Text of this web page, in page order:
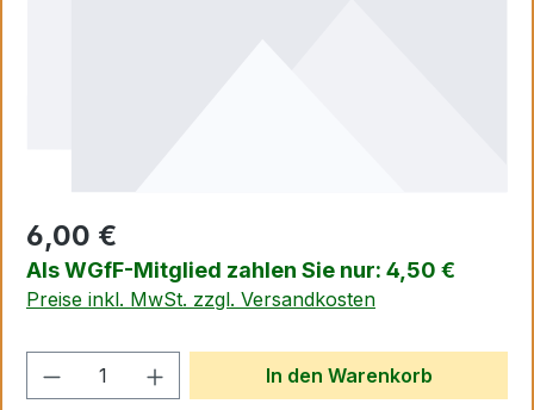
6,00 €
Als WGfF-Mitglied zahlen Sie nur: 4,50 €
Preise inkl. MwSt. zzgl. Versandkosten
Produkt Anzahl: Gib denIn den Warenkorb